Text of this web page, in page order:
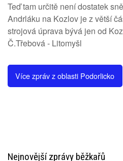
Teď tam určitě není dostatek
Andrláku na Kozlov je z větší
strojová úprava bývá jen od
Č.Třebová - Litomyšl
Více zpráv z oblasti Podorlicko
Nejnovější zprávy běžkařů